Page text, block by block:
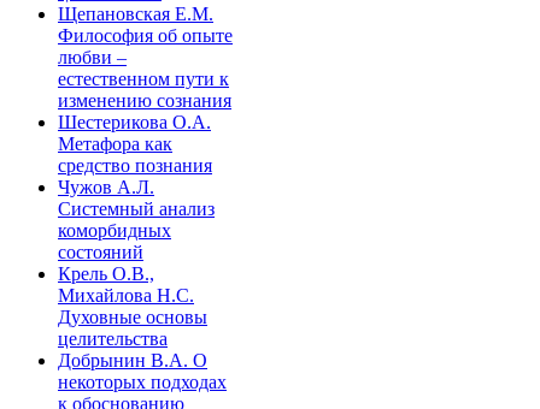
Щепановская Е.М.
Философия об опыте
любви –
естественном пути к
изменению сознания
Шестерикова О.А.
Метафора как
средство познания
Чужов А.Л.
Системный анализ
коморбидных
состояний
Крель О.В.,
Михайлова Н.С.
Духовные основы
целительства
Добрынин В.А. О
некоторых подходах
к обоснованию